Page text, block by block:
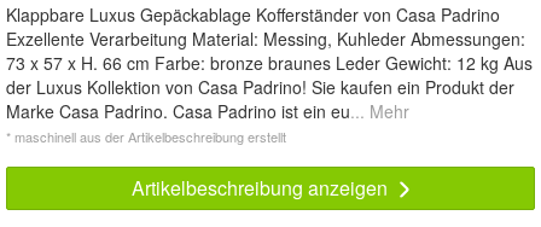
Klappbare Luxus Gepäckablage Kofferständer von Casa Padrino
Exzellente Verarbeitung Material: Messing, Kuhleder Abmessungen:
73 x 57 x H. 66 cm Farbe: bronze braunes Leder Gewicht: 12 kg Aus
der Luxus Kollektion von Casa Padrino! Sie kaufen ein Produkt der
Marke Casa Padrino. Casa Padrino ist ein eu... Mehr
* maschinell aus der Artikelbeschreibung erstellt
Artikelbeschreibung anzeigen